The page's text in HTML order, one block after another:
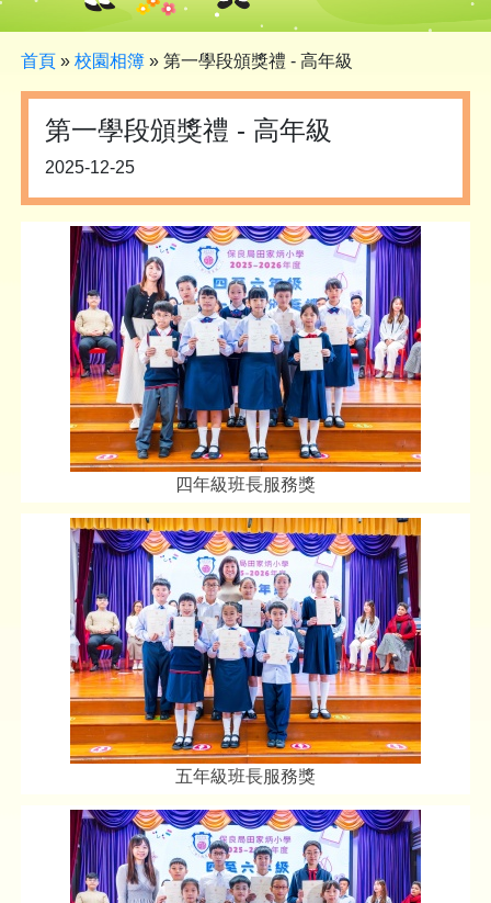
首頁 » 校園相簿 » 第一學段頒獎禮 - 高年級
第一學段頒獎禮 - 高年級
2025-12-25
四年級班長服務獎
五年級班長服務獎